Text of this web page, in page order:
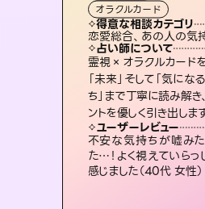
オラクルカード
得意な相談カテゴリ
恋愛総合、あの人の気
占い師について
霊視×オラクルカードを
「未来」そして「気に
ち」まで丁寧に読み解
ントを優しく引き出します
ユーザーレビュー
不安な気持ちが嘘み
た…！よく視えていらっ
感じました（40代 女性）
スピリチュアル・リーディ
得意な相談カテ
片想い、二人の未
占い師について
連絡再開、復縁、
多数。セラピストと
験があるからこそで
い未来をサポートしま
ユーザーレビュー
とても心温まる鑑定
らは何も言っていな
しゃるんだなと驚き
ルーン
得意な相談
恋愛総合、片
占い師につ
復縁、恋愛、不
思い、仕事関係
いことや心の負
紐解き、背中をそ
ユーザーレビ
安心感のあり、言
さない鑑定のお
持ちを整えられ
霊視・オーラ
スピリチュア
得意な相
片想い、あ
占い師に
3,700年以上の歴史を持つ東洋最古の占術「易占」で詳細まで占い
ユーザーレビ
複雑な背景も
いただけまし
た（50代 女性）
スピリチ
得意な
片想い、
占い師
恋愛のお
係」の相
恋人未満
寧に読み解
ユーザーレ
鑑定してい
動すると仲
とうござい
霊視・オ
スピリ
得意
出逢い
占い
未来には
ます。不
たの素敵
選択できる
ユーザーレ
職場の人の
本当によく
打てて前向